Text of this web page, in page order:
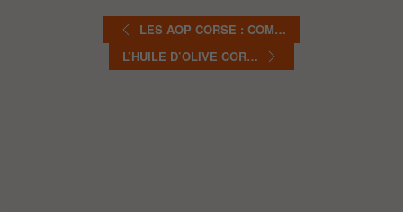
LES AOP CORSE : COM…
L’HUILE D’OLIVE COR…